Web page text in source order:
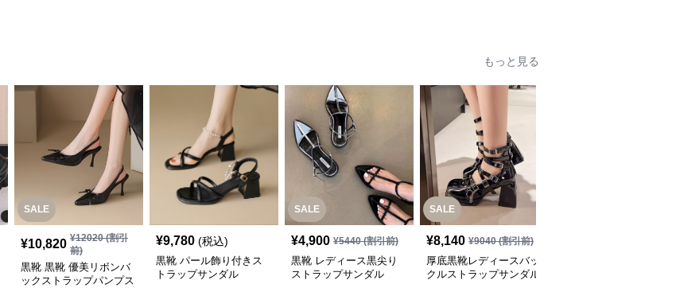
もっと見る
SALE
¥10,820 ¥12020(割引
前)
黒靴 黒靴 優美リボンバ
ックストラップパンプス
¥9,780 (税込)
黒靴 パール飾り付きス
トラップサンダル
SALE
¥4,900 ¥5440(割引前)
黒靴 レディース黒尖り
ストラップサンダル
SALE
¥8,140 ¥9040(割引前)
厚底黒靴レディースバッ
クルストラップサンダル